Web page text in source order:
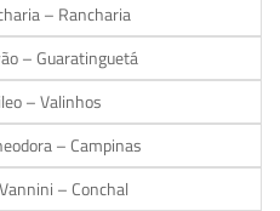
– Rancharia
– Guaratinguetá
– Valinhos
– Campinas
– Conchal